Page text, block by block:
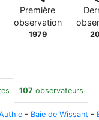
Première
observation
1979
107 observateurs
- Baie de Wissant -